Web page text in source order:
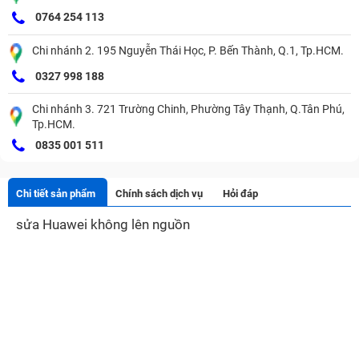
0764 254 113
Chi nhánh 2. 195 Nguyễn Thái Học, P. Bến Thành, Q.1, Tp.HCM.
0327 998 188
Chi nhánh 3. 721 Trường Chinh, Phường Tây Thạnh, Q.Tân Phú,
Tp.HCM.
0835 001 511
Chi tiết sản phẩm Chính sách dịch vụ Hỏi đáp
sửa Huawei không lên nguồn